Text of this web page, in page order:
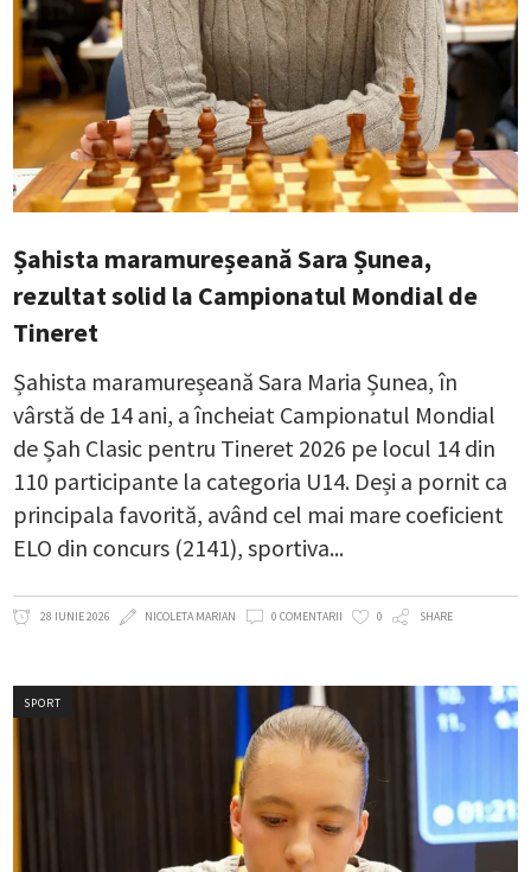
Șahista maramureșeană Sara Șunea,
rezultat solid la Campionatul Mondial de
Tineret
Șahista maramureșeană Sara Maria Șunea, în
vârstă de 14 ani, a încheiat Campionatul Mondial
de Șah Clasic pentru Tineret 2026 pe locul 14 din
110 participante la categoria U14. Deși a pornit ca
principala favorită, având cel mai mare coeficient
ELO din concurs (2141), sportiva
28 IUNIE 2026 NICOLETA MARIAN 0 COMENTARII 0 SHARE
SPORT